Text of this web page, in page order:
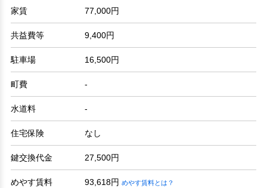
家賃 77,000円
共益費等 9,400円
駐車場 16,500円
町費 -
水道料 -
住宅保険 なし
鍵交換代金 27,500円
めやす賃料 93,618円 めやす賃料とは？